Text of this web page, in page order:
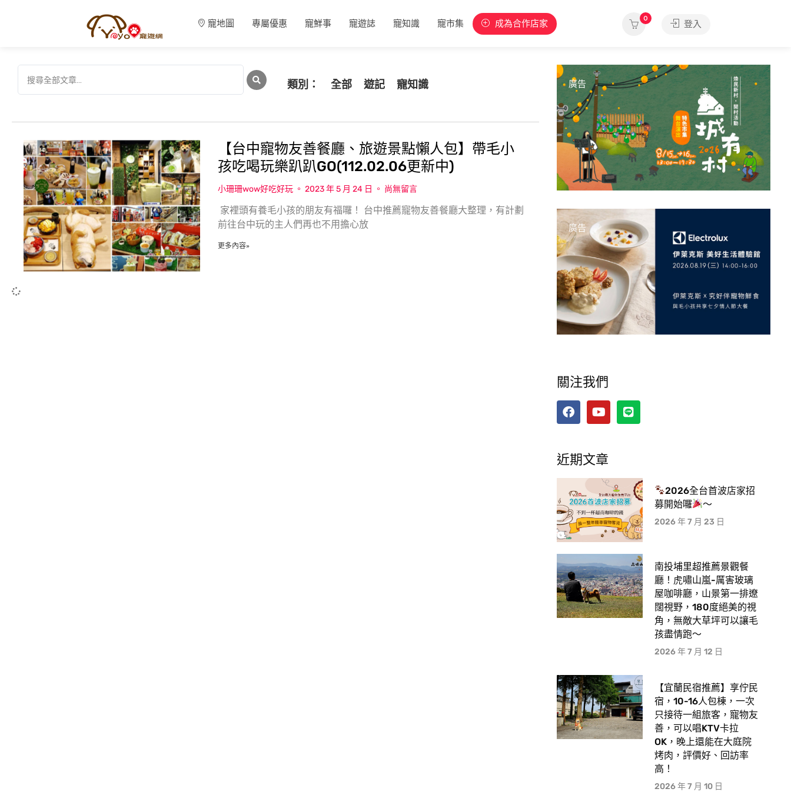
寵地圖 專屬優惠 寵鮮事 寵遊誌 寵知識 寵市集 成為合作店家 0
登入
類別： 全部 遊記 寵知識
【台中寵物友善餐廳、旅遊景點懶人包】帶毛小
孩吃喝玩樂趴趴GO(112.02.06更新中)
小珊珊wow好吃好玩 2023 年 5 月 24 日 尚無留言
家裡頭有養毛小孩的朋友有福囉！ 台中推薦寵物友善餐廳大整理，有計劃
前往台中玩的主人們再也不用擔心放
更多內容»
廣告
廣告
關注我們
近期文章
2026全台首波店家招
募開始囉
～
2026 年 7 月 23 日
南投埔里超推薦景觀餐
廳！虎嘯山嵐-厲害玻璃
屋咖啡廳，山景第一排遼
闊視野，180度絕美的視
角，無敵大草坪可以讓毛
孩盡情跑〜
2026 年 7 月 12 日
【宜蘭民宿推薦】享佇民
宿，10-16人包棟，一次
只接待一組旅客，寵物友
善，可以唱KTV卡拉
OK，晚上還能在大庭院
烤肉，評價好、回訪率
高！
2026 年 7 月 10 日